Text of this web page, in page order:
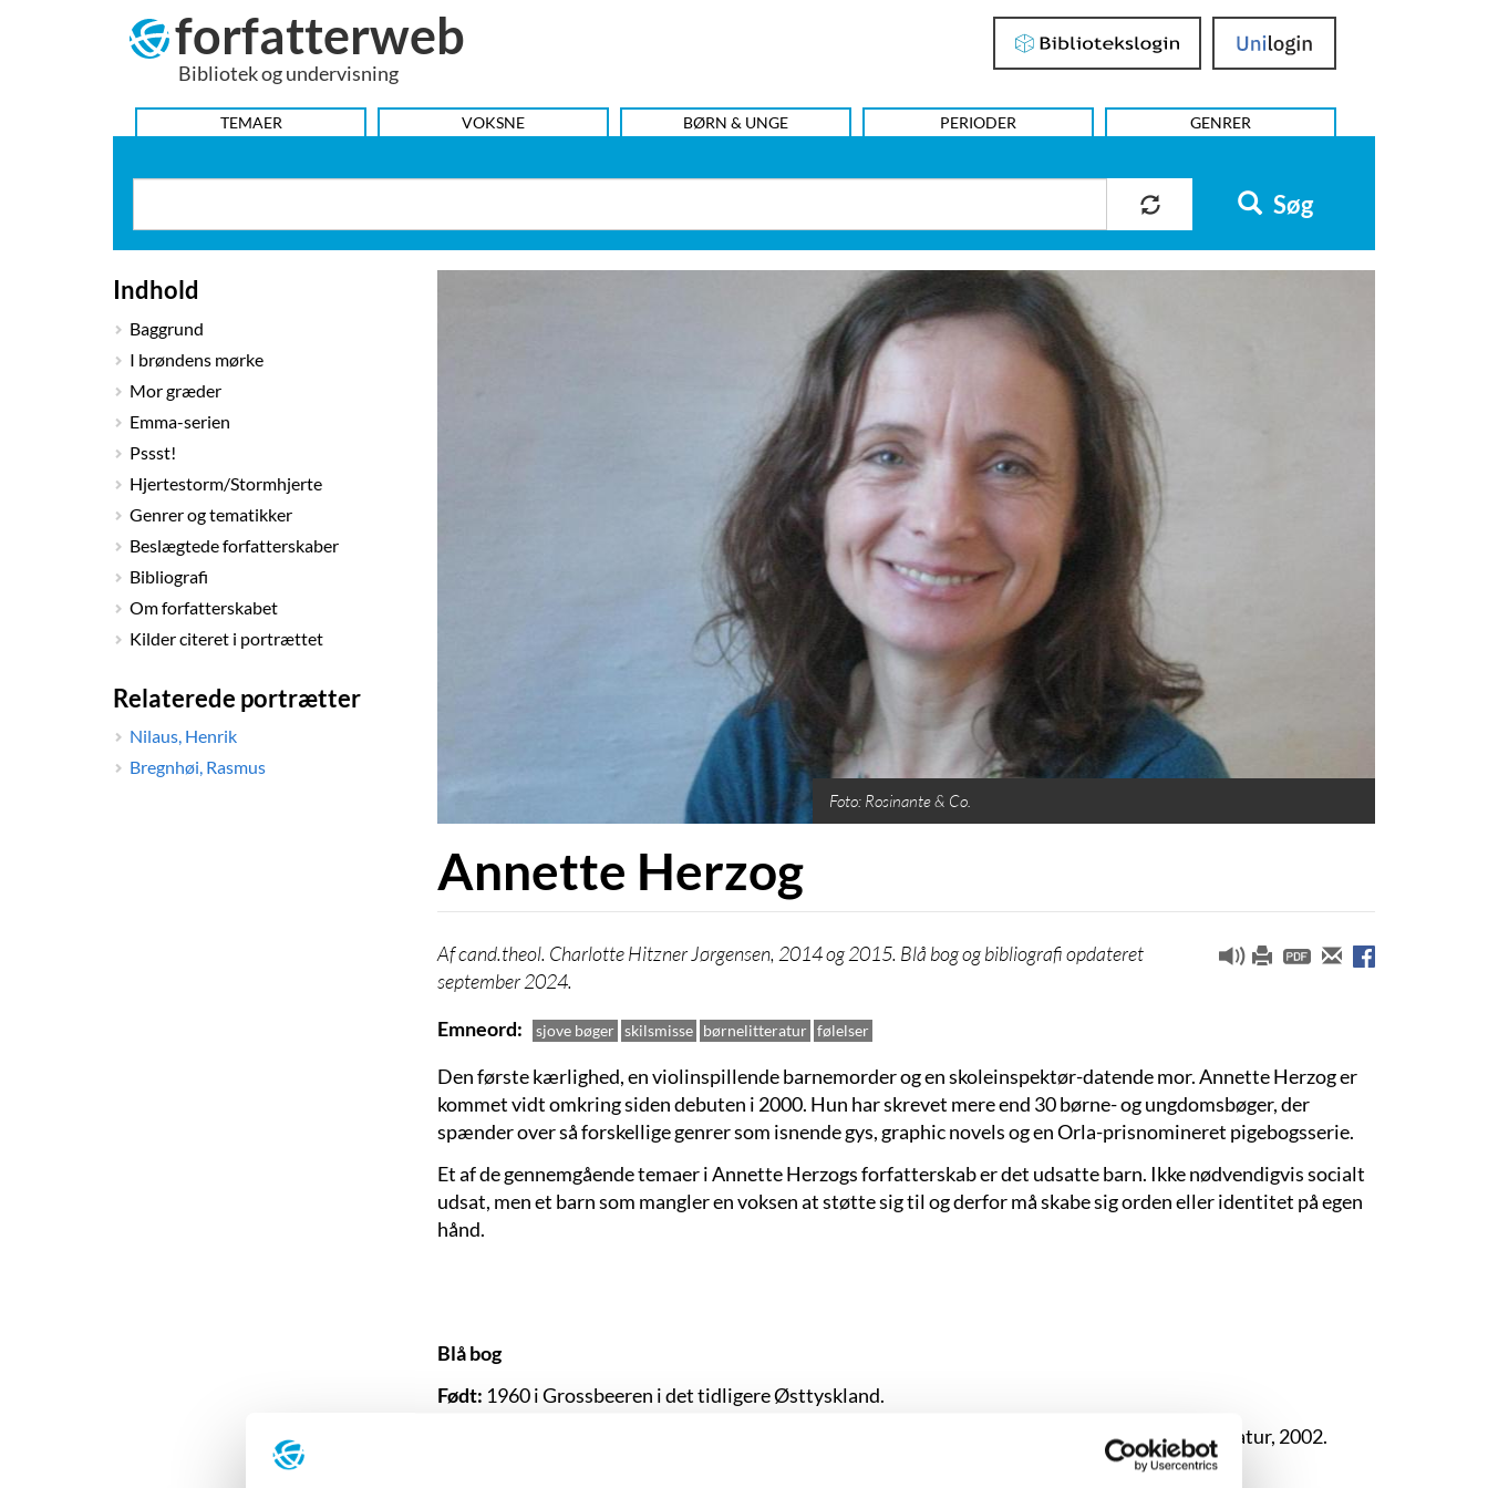
forfatterweb
Bibliotek og undervisning
Bibliotekslogin UniLogin
HOVEDMENU
TEMAER VOKSNE BØRN & UNGE PERIODER GENRER
Søg
Indhold
Baggrund
I brøndens mørke
Mor græder
Emma-serien
Pssst!
Hjertestorm/Stormhjerte
Genrer og tematikker
Beslægtede forfatterskaber
Bibliografi
Om forfatterskabet
Kilder citeret i portrættet
Relaterede portrætter
Nilaus, Henrik
Bregnhøi, Rasmus
Foto: Rosinante & Co.
Annette Herzog
cand.theol. Charlotte Hitzner Jørgensen, 2014 og 2015. Blå bog og bibliografi opdateret
september 2024.
Emneord
sjove bøger skilsmisse børnelitteratur følelser
Den første kærlighed, en violinspillende barnemorder og en skoleinspektør-datende mor. Annette Herzog er
kommet vidt omkring siden debuten i 2000. Hun har skrevet mere end 30 børne- og ungdomsbøger, der
spænder over så forskellige genrer som isnende gys, graphic novels og en Orla-prisnomineret pigebogsserie.
Et af de gennemgående temaer i Annette Herzogs forfatterskab er det udsatte barn. Ikke nødvendigvis socialt
udsat, men et barn som mangler en voksen at støtte sig til og derfor må skabe sig orden eller identitet på egen
hånd.
Blå bog
Født: 1960 i Grossbeeren i det tidligere Østtyskland.
Tolk og oversætter fra universitetet i Greifswald. Forfatterskolen for Børnelitteratur, 2002.